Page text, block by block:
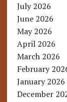
July 2026
June 2026
May 2026
April 2026
March 2026
February
January 2026
December